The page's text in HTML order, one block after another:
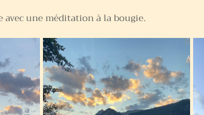
avec une méditation à la bougie.